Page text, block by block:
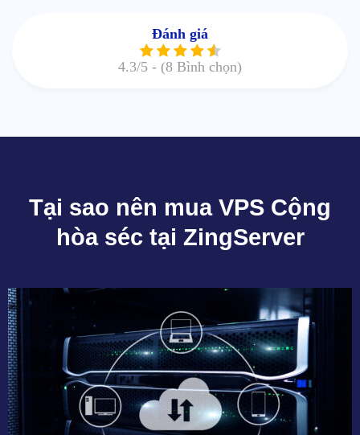
Đánh giá
4.3/5 - (8 Bình chọn)
Tại sao nên mua VPS Cộng
hòa séc tại ZingServer